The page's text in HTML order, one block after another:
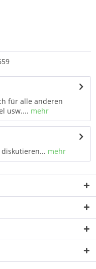
für alle anderen
usw.... mehr
mehr